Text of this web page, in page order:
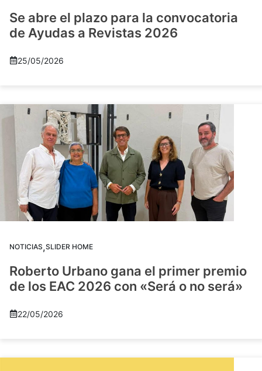
Se abre el plazo para la convocatoria
de Ayudas a Revistas 2026
25/05/2026
NOTICIAS,SLIDER HOME
Roberto Urbano gana el primer premio
de los EAC 2026 con «Será o no será»
22/05/2026